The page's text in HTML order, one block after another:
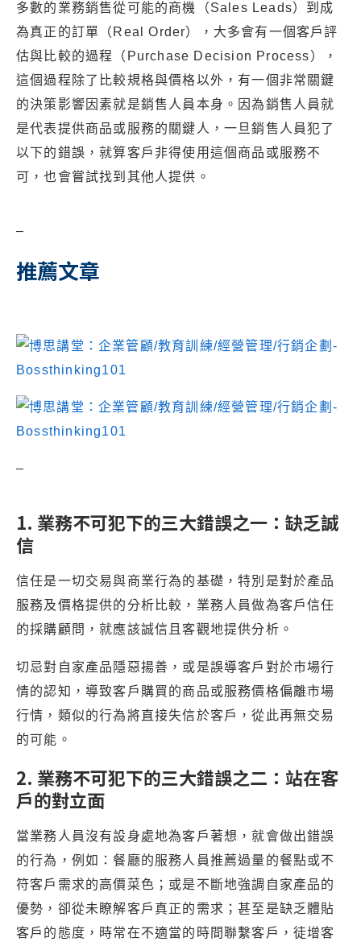
多數的業務銷售從可能的商機（Sales Leads）到成
為真正的訂單（Real Order），大多會有一個客戶評
估與比較的過程（Purchase Decision Process），
這個過程除了比較規格與價格以外，有一個非常關鍵
的決策影響因素就是銷售人員本身。因為銷售人員就
是代表提供商品或服務的關鍵人，一旦銷售人員犯了
以下的錯誤，就算客戶非得使用這個商品或服務不
可，也會嘗試找到其他人提供。
–
推薦文章
–
1. 業務不可犯下的三大錯誤之一：缺乏誠
信
信任是一切交易與商業行為的基礎，特別是對於產品
服務及價格提供的分析比較，業務人員做為客戶信任
的採購顧問，就應該誠信且客觀地提供分析。
切忌對自家產品隱惡揚善，或是誤導客戶對於市場行
情的認知，導致客戶購買的商品或服務價格偏離市場
行情，類似的行為將直接失信於客戶，從此再無交易
的可能。
2. 業務不可犯下的三大錯誤之二：站在客
戶的對立面
當業務人員沒有設身處地為客戶著想，就會做出錯誤
的行為，例如：餐廳的服務人員推薦過量的餐點或不
符客戶需求的高價菜色；或是不斷地強調自家產品的
優勢，卻從未瞭解客戶真正的需求；甚至是缺乏體貼
客戶的態度，時常在不適當的時間聯繫客戶，徒增客